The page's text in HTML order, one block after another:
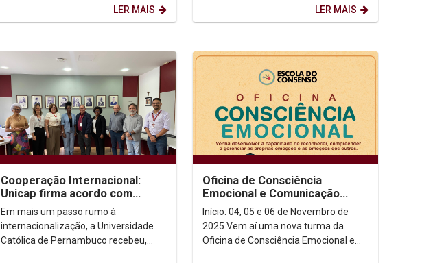
outubro no Pernambuco Centro...
LER MAIS LER MAIS
Cooperação Internacional:
Unicap firma acordo com
centro angolano para
formação em Fonoaudiologia
Em mais um passo rumo à
internacionalização, a Universidade
Católica de Pernambuco recebeu,
Oficina de Consciência
Emocional e Comunicação
Efetiva da Escola do
Consenso!
Início: 04, 05 e 06 de Novembro de
2025 Vem aí uma nova turma da
Oficina de Consciência Emocional e